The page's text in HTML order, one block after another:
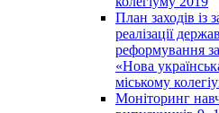
План заходів із
реалізації
реформування
«Нова
міському
Моніторинг